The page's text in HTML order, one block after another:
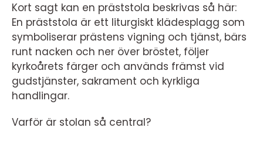
Kort sagt kan en präststola beskrivas så här:
En präststola är ett liturgiskt klädesplagg som
symboliserar prästens vigning och tjänst, bärs
runt nacken och ner över bröstet, följer
kyrkoårets färger och används främst vid
gudstjänster, sakrament och kyrkliga
handlingar.
Varför är stolan så central?